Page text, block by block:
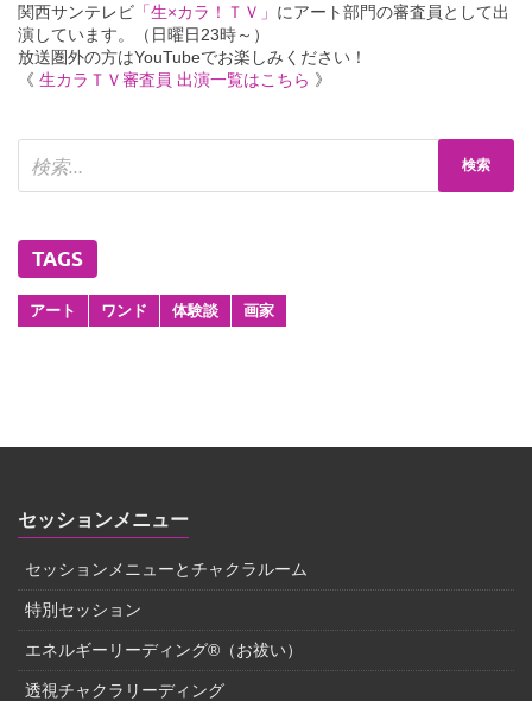
関西サンテレビ 「生×カラ！ＴＶ」 にアート部門の審査員として出
演しています。（日曜日23時～）
放送圏外の方はYouTubeでお楽しみください！
《 生カラＴＶ審査員 出演一覧はこちら 》
TAGS
アート ワンド 体験談 画家
セッションメニュー
セッションメニューとチャクラルーム
特別セッション
エネルギーリーディング®（お祓い）
透視チャクラリーディング